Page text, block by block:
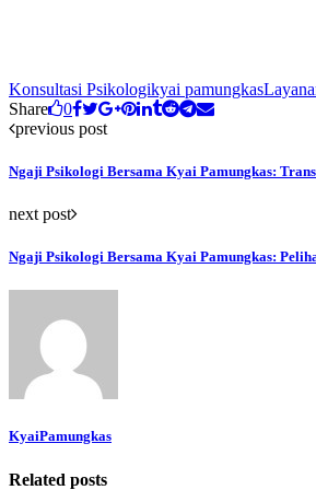
Konsultasi Psikologikyai pamungkas
Share
0
previous post
Ngaji Psikologi Bersama Kyai Pamungkas:
next post
Ngaji Psikologi Bersama Kyai Pamungkas:
KyaiPamungkas
Related posts